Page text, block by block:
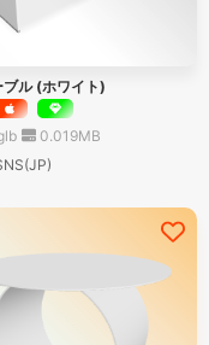
ブル (ホワイト)
0.019MB